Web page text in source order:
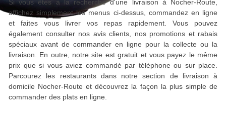
Si vous êtes à la recherche d'une livraison à Nocher-Route,
affichez simplement les menus ci-dessus, commandez en ligne
et faites vous livrer vos repas rapidement. Vous pouvez
également consulter nos avis clients, nos promotions et rabais
spéciaux avant de commander en ligne pour la collecte ou la
livraison. En outre, notre site est gratuit et vous payez le même
prix que si vous aviez commandé par téléphone ou sur place.
Parcourez les restaurants dans notre section de livraison à
domicile Nocher-Route et découvrez la façon la plus simple de
commander des plats en ligne.